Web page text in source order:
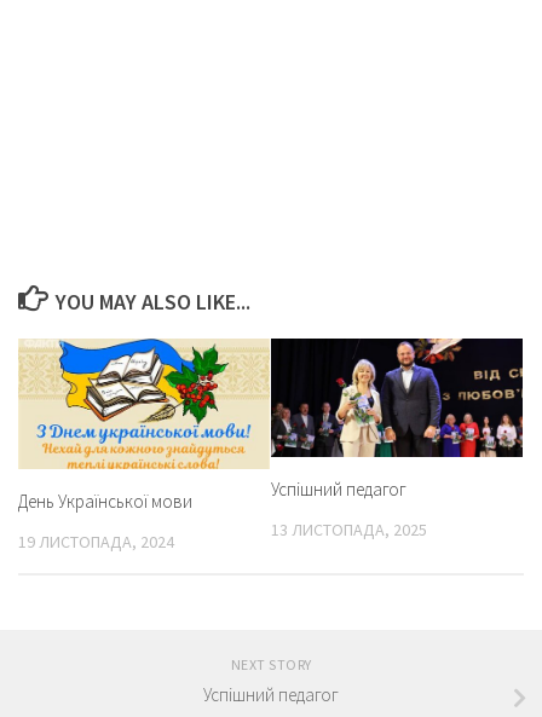
YOU MAY ALSO LIKE...
День Української мови
19 ЛИСТОПАДА, 2024
Успішний педагог
13 ЛИСТОПАДА, 2025
NEXT STORY
Успішний педагог